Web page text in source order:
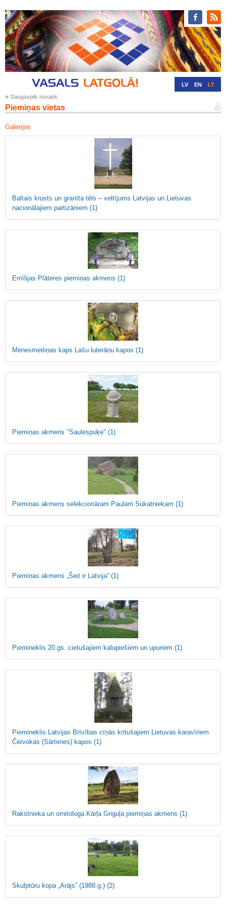
LV EN LT
» Daugavpils novads
Piemiņas vietas
Galerijos
Baltais krusts un granīta tēls – veltījums Latvijas un Lietuvas
nacionālajiem partizāniem (1)
Emīlijas Plāteres piemiņas akmens (1)
Mēnesmeitiņas kaps Lašu luterāņu kapos (1)
Piemiņas akmens "Saulespuķe" (1)
Piemiņas akmens selekcionāram Paulam Sukatniekam (1)
Piemiņas akmens „Šeit ir Latvija” (1)
Piemineklis 20.gs. cietušajiem kalupiešiem un upuriem (1)
Piemineklis Latvijas Brīvības cīņās kritušajiem Lietuvas karavīriem
Červokas (Sārtenes) kapos (1)
Rakstnieka un ornitologa Kārļa Griguļa piemiņas akmens (1)
Skulptūru kopa „Arājs” (1988.g.) (2)